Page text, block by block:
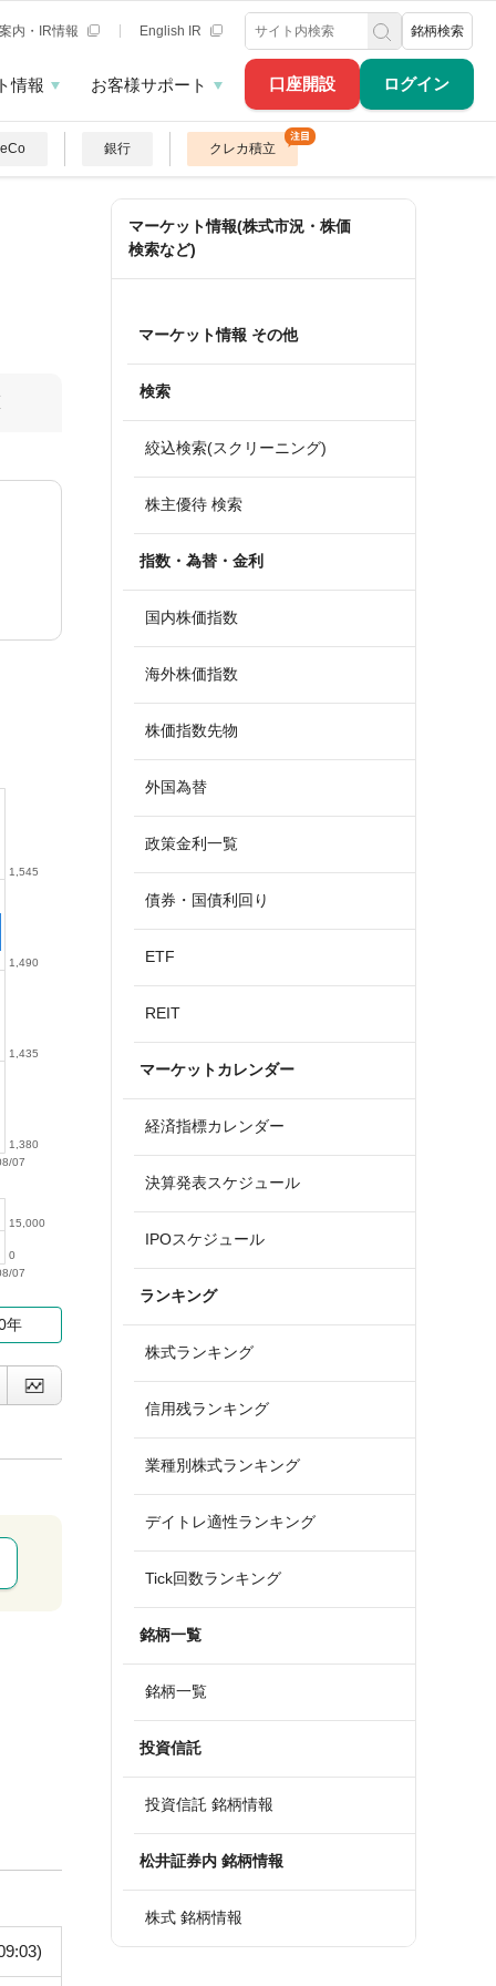
口座開設 ログイン
内・IR情報 English IR 銘柄検索
情報 お客様サポート
銀行 クレカ積立
07
1,380
1,435
1,490
1,545
07
0
15,000
年
マーケット情報(株式市況・株価
検索など)
マーケット情報 その他
検索
絞込検索(スクリーニング)
株主優待 検索
指数・為替・金利
国内株価指数
海外株価指数
株価指数先物
外国為替
政策金利一覧
債券・国債利回り
ETF
REIT
マーケットカレンダー
経済指標カレンダー
決算発表スケジュール
IPOスケジュール
ランキング
株式ランキング
信用残ランキング
業種別株式ランキング
デイトレ適性ランキング
Tick回数ランキング
銘柄一覧
銘柄一覧
投資信託
投資信託 銘柄情報
松井証券内 銘柄情報
株式 銘柄情報